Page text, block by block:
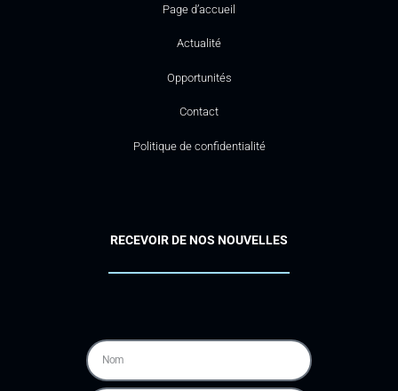
Page d’accueil
Actualité
Opportunités
Contact
Politique de confidentialité
RECEVOIR DE NOS NOUVELLES